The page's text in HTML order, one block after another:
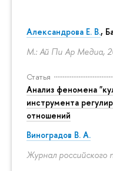
Александрова Е. В.,
М.: Ай Пи Ар Медиа,
Статья
Анализ феномена
инструмента
отношений
Виноградов В. А.
Журнал российского